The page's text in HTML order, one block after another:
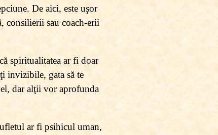
De aici, este uşor
consilierii sau coach-erii
spiritualitatea ar fi doar
invizibile, gata să te
dar alţii vor aprofunda
ar fi psihicul uman,